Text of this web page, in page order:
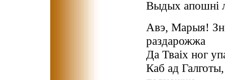
Выдых апошні
Авэ, Марыя!
раздарожжа
Да Тваіх ног
Каб ад